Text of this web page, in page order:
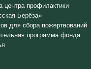
центра профилактики
Берёза»
для сбора пожертвований
программа фонда